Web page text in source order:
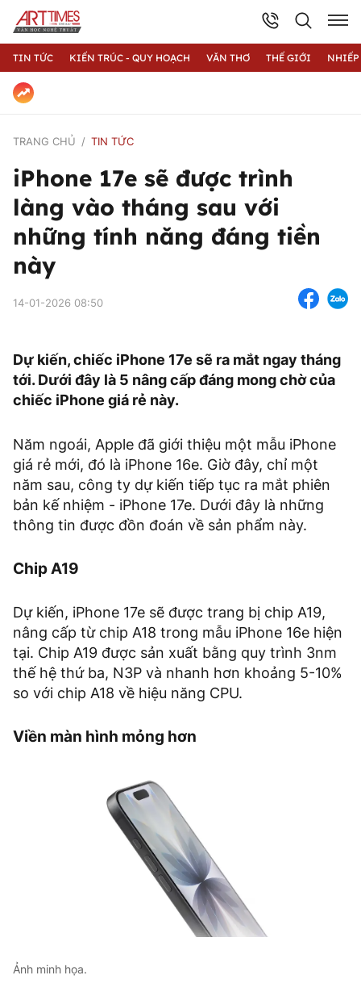
TIN TỨC KIẾN TRÚC - QUY HOẠCH VĂN THƠ THẾ GIỚI
TRANG CHỦ TIN TỨC
iPhone 17e sẽ được trình
làng vào tháng sau với
những tính năng đáng tiền
này
14-01-2026 08:50
Dự kiến, chiếc iPhone 17e sẽ ra mắt ngay tháng
tới. Dưới đây là 5 nâng cấp đáng mong chờ của
chiếc iPhone giá rẻ này.
Năm ngoái, Apple đã giới thiệu một mẫu iPhone
giá rẻ mới, đó là iPhone 16e. Giờ đây, chỉ một
năm sau, công ty dự kiến ​​tiếp tục ra mắt phiên
bản kế nhiệm - iPhone 17e. Dưới đây là những
thông tin được đồn đoán về sản phẩm này.
Chip A19
Dự kiến, iPhone 17e sẽ được trang bị chip A19,
nâng cấp từ chip A18 trong mẫu iPhone 16e hiện
tại. Chip A19 được sản xuất bằng quy trình 3nm
thế hệ thứ ba, N3P và nhanh hơn khoảng 5-10%
so với chip A18 về hiệu năng CPU.
Viền màn hình mỏng hơn
Ảnh minh họa.